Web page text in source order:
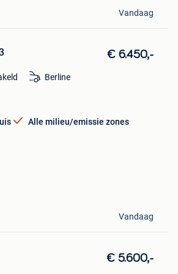
Vandaag
€ 6.450,-
Berline
Alle milieu/emissie zones
Vandaag
€ 5.600,-